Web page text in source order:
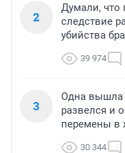
2
Думали, что
следствие
убийства
39 974
3
Одна вышла
развелся и
перемены в
30 344